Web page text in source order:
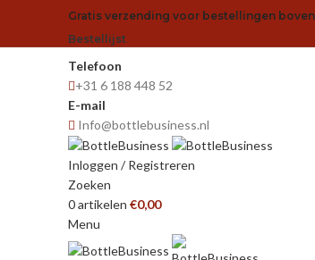
Gratis verzending voor bestellingen
Bestellijst
Telefoon
+31 6 188 448 52
E-mail
Info@bottlebusiness.nl
Inloggen / Registreren
Zoeken
0artikelen €0,00
Menu